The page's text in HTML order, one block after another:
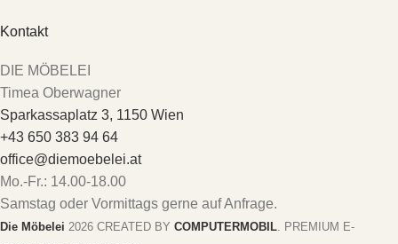
Kontakt
DIE MÖBELEI
Timea Oberwagner
Sparkassaplatz 3, 1150 Wien
+43 650 383 94 64
office@diemoebelei.at
Mo.-Fr.: 14.00-18.00
Samstag oder Vormittags gerne auf Anfrage.
Die Möbelei 2026 CREATED BY COMPUTERMOBIL. PREMIUM E-